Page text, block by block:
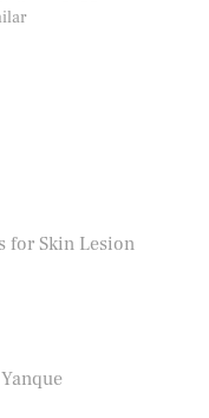
for Skin Lesion